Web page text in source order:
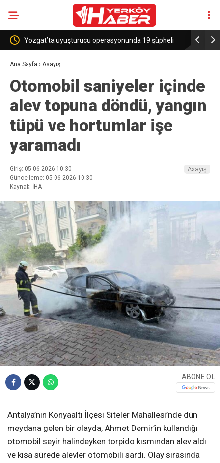
Yozgat’ta uyuşturucu operasyonunda 19 şüpheli
yakalandı
Sekili
Ana Sayfa › Asayiş
Otomobil saniyeler içinde
alev topuna döndü, yangın
tüpü ve hortumlar işe
yaramadı
Giriş: 05-06-2026 10:30
Güncelleme: 05-06-2026 10:30
Kaynak: İHA
Asayiş
ABONE OL
Antalya’nın Konyaaltı İlçesi Siteler Mahallesi’nde dün
meydana gelen bir olayda, Ahmet Demir’in kullandığı
otomobil seyir halindeyken torpido kısmından alev aldı
ve kısa sürede alevler otomobili sardı. Olay sırasında